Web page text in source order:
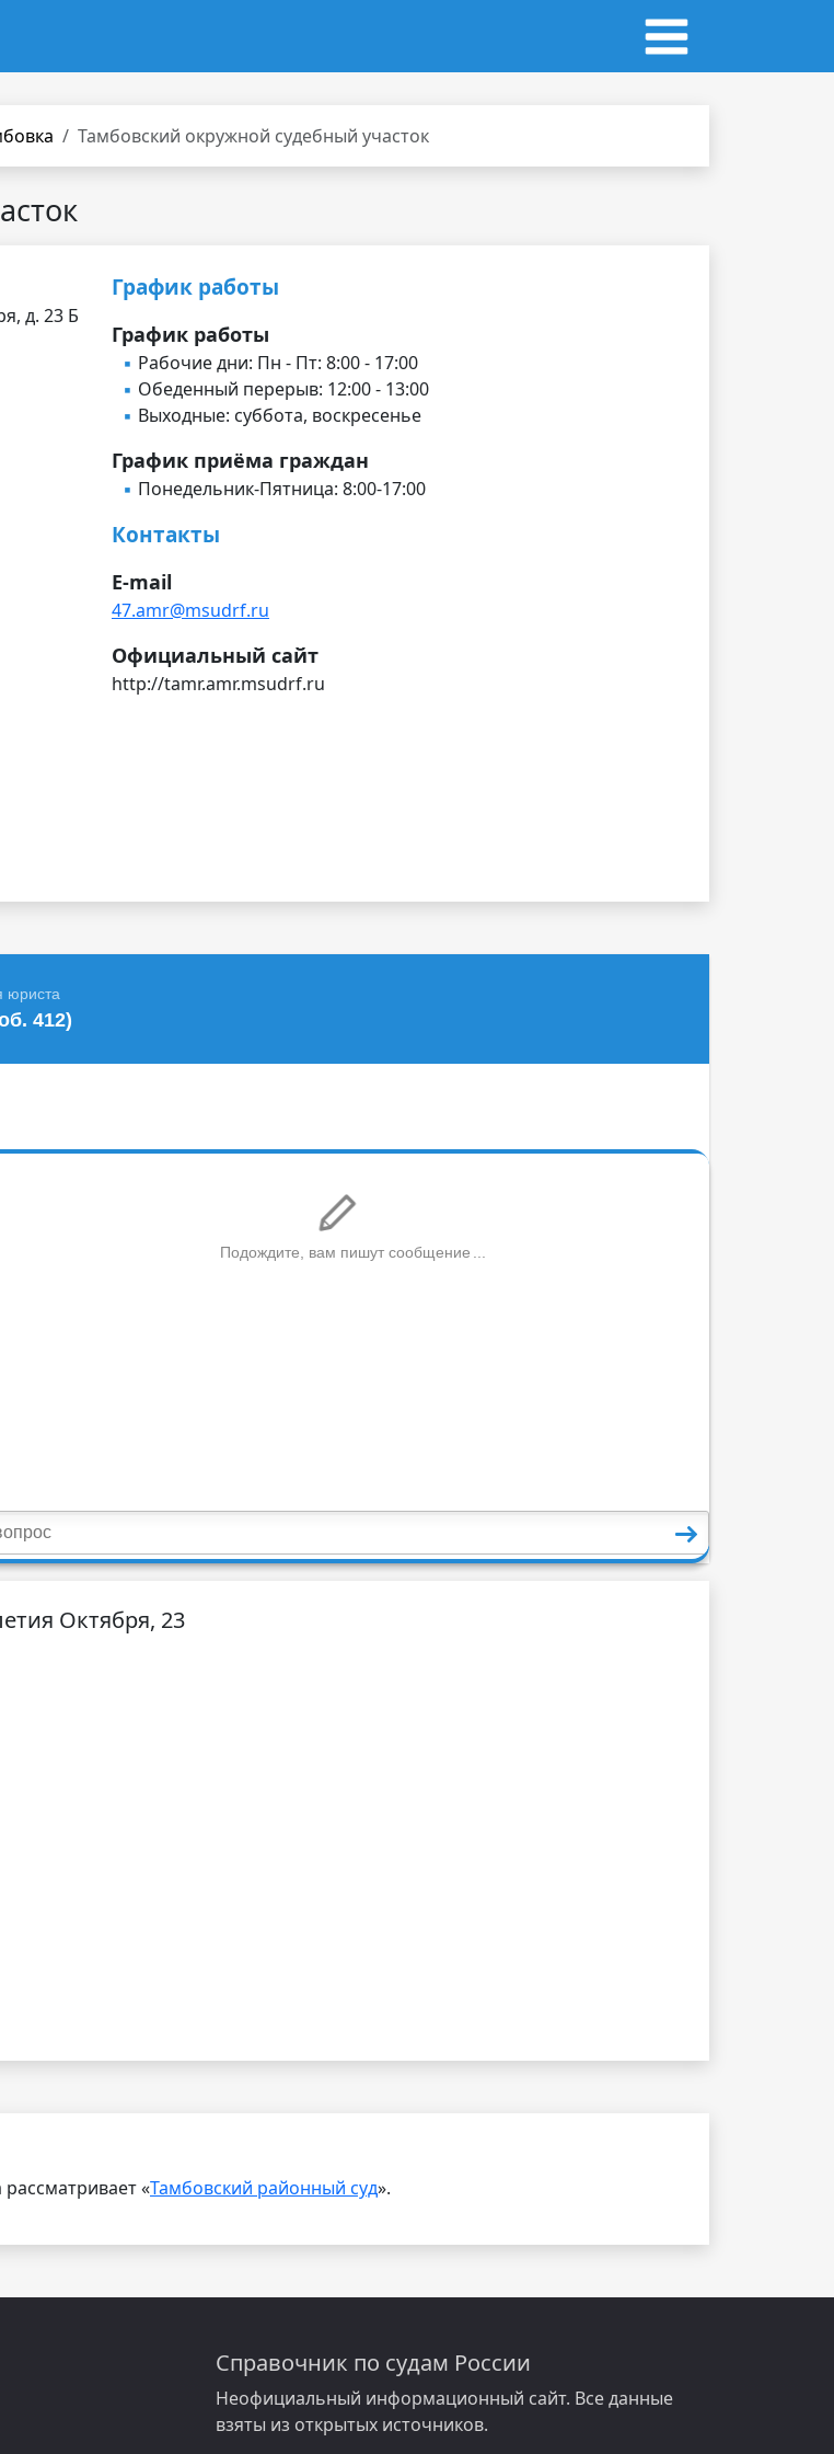
Тамбовский окружной судебный участок
д. 23 Б
График работы
График работы
Рабочие дни: Пн - Пт: 8:00 - 17:00
Обеденный перерыв: 12:00 - 13:00
Выходные: суббота, воскресенье
График приёма граждан
Понедельник-Пятница: 8:00-17:00
Контакты
E-mail
47.amr@msudrf.ru
Официальный сайт
http://tamr.amr.msudrf.ru
Октября, 23
«Тамбовский районный суд».
Справочник по судам России
Неофициальный информационный сайт. Все данные
взяты из открытых источников.